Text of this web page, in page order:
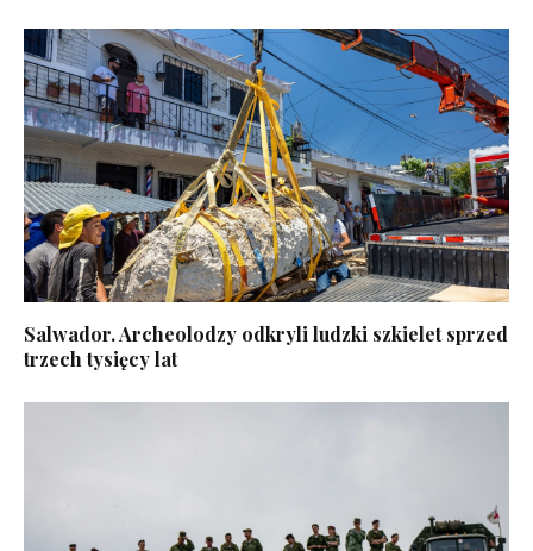
Salwador. Archeolodzy odkryli ludzki szkielet sprzed
trzech tysięcy lat